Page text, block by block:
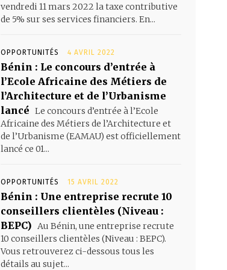
vendredi 11 mars 2022 la taxe contributive
de 5% sur ses services financiers. En...
OPPORTUNITÉS 4 AVRIL 2022
Bénin : Le concours d’entrée à
l’Ecole Africaine des Métiers de
l’Architecture et de l’Urbanisme
lancé Le concours d’entrée à l’Ecole
Africaine des Métiers de l’Architecture et
de l’Urbanisme (EAMAU) est officiellement
lancé ce 01...
OPPORTUNITÉS 15 AVRIL 2022
Bénin : Une entreprise recrute 10
conseillers clientèles (Niveau :
BEPC) Au Bénin, une entreprise recrute
10 conseillers clientèles (Niveau : BEPC).
Vous retrouverez ci-dessous tous les
détails au sujet...